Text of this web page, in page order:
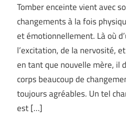
Tomber enceinte vient avec
changements à la fois
et émotionnellement. Là où
l’excitation, de la nervosité,
en tant que nouvelle mère, il
corps beaucoup de
toujours agréables. Un tel
est […]